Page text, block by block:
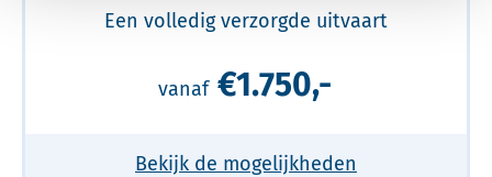
Een volledig verzorgde uitvaart
vanaf €1.750,-
Bekijk de mogelijkheden